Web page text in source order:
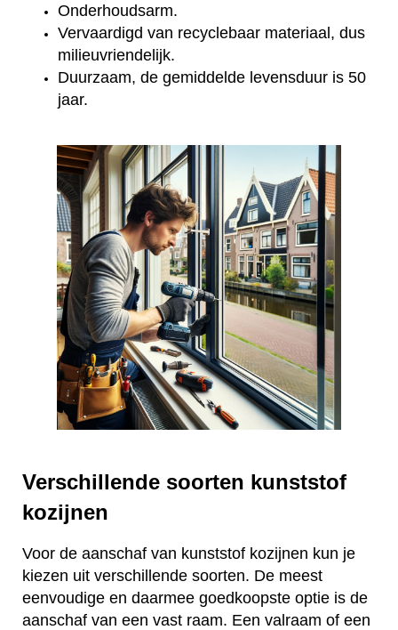
Onderhoudsarm.
Vervaardigd van recyclebaar materiaal, dus
milieuvriendelijk.
Duurzaam, de gemiddelde levensduur is 50
jaar.
Verschillende soorten kunststof
kozijnen
Voor de aanschaf van kunststof kozijnen kun je
kiezen uit verschillende soorten. De meest
eenvoudige en daarmee goedkoopste optie is de
aanschaf van een vast raam. Een valraam of een